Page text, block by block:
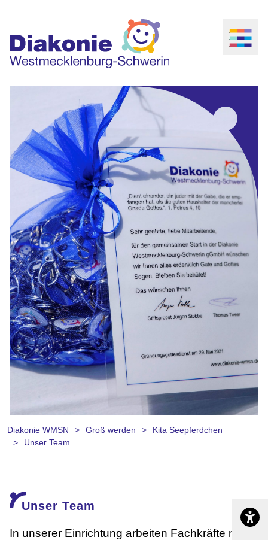
slide 1
Diakonie WMSN Groß werden
Kita Seepferdchen
Unser Team
Unser Team
In unserer Einrichtung arbeiten Fachkräfte mit